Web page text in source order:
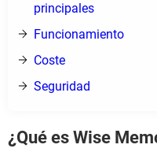
principales
Funcionamiento
Coste
Seguridad
¿Qué es Wise